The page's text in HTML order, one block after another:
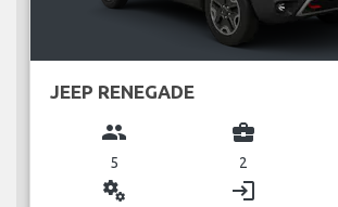
JEEP RENEGADE
group
5
business_center
2
miscellaneous_services login